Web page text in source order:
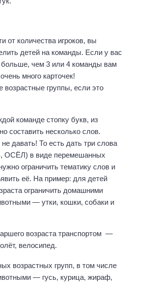
от количества игроков, вы
детей на команды. Если у вас
больше, чем 3 или 4 команды вам
много карточек!
возрастные группы, если это
команде стопку букв, из
составить несколько слов.
давать! То есть дать три слова
в виде перемешанных
ограничить тематику слов и
её. На пример: для детей
ограничить домашними
— утки, кошки, собаки и
возраста транспортом —
велосипед.
возрастных групп, в том числе
— гусь, курица, жираф,